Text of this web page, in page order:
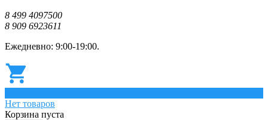
8 499 4097500
8 909 6923611
Ежедневно: 9:00-19:00.
Нет товаров
Корзина пуста